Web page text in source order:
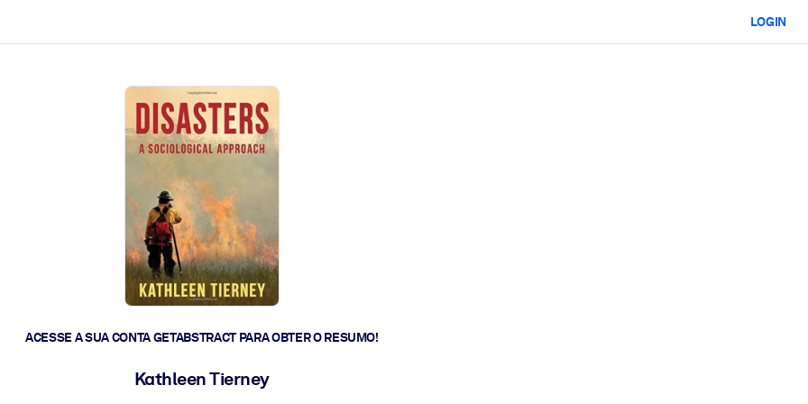
LOGIN
ACESSE A SUA CONTA GETABSTRACT PARA OBTER O RESUMO!
Kathleen Tierney